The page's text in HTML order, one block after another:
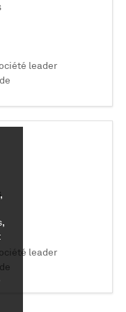
leader
14001, EN
de 500
SA dév
leader
14001, EN